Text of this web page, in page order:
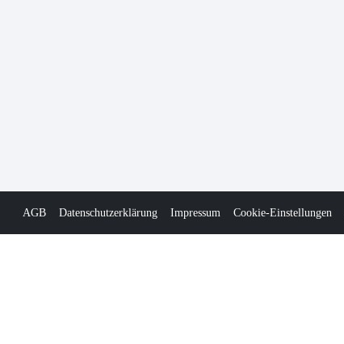
AGB Datenschutzerklärung Impressum Cookie-Einstellungen